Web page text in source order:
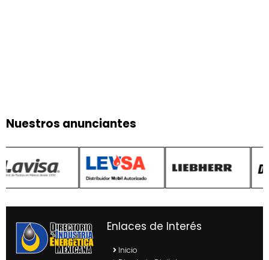
Nuestros anunciantes
Enlaces de Interés
Inicio